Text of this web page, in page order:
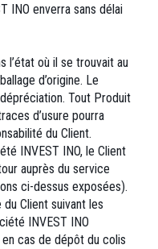
INO enverra sans délai
l’état où il se trouvait au
d’origine. Le
Tout Produit
d’usure pourra
du Client.
INVEST INO, le Client
auprès du service
ci-dessus exposées).
Client suivant les
INVEST INO
cas de dépôt du colis